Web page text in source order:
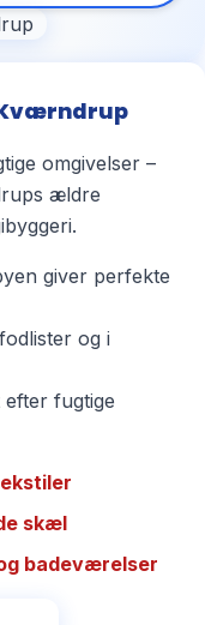
omgivelser –
ældre
giver perfekte
og i
fugtige
skæl
badeværelser